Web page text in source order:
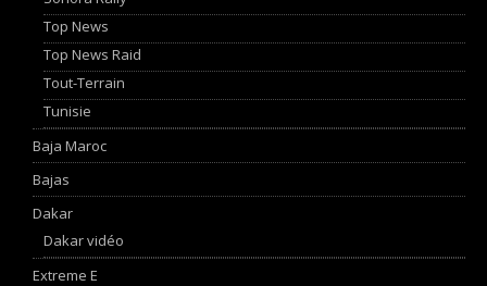
Top News
Top News Raid
Tout-Terrain
Tunisie
Baja Maroc
Bajas
Dakar
Dakar vidéo
Extreme E